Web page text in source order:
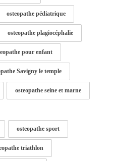
osteopathe pédiatrique
osteopathe plagiocéphalie
pour enfant
Savigny le temple
osteopathe seine et marne
osteopathe sport
triathlon